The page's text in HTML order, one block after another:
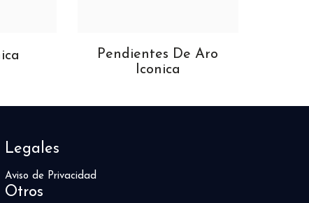
Pendientes De Aro
Iconica
Legales
Aviso de Privacidad
Otros